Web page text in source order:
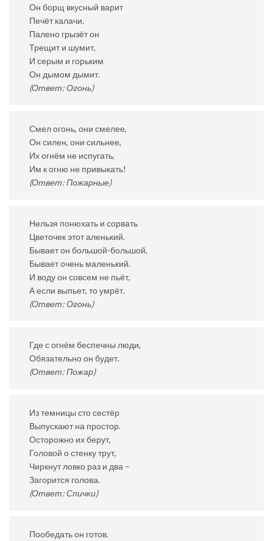
Он борщ вкусный варит
Печёт калачи.
Палено грызёт он
Трещит и шумит,
И серым и горьким
Он дымом дымит.
(Ответ: Огонь)
Смел огонь, они смелее,
Он силен, они сильнее,
Их огнём не испугать,
Им к огню не привыкать!
(Ответ: Пожарные)
Нельзя понюхать и сорвать
Цветочек этот аленький.
Бывает он большой-большой,
Бывает очень маленький.
И воду он совсем не пьёт,
А если выпьет, то умрёт.
(Ответ: Огонь)
Где с огнём беспечны люди,
Обязательно он будет.
(Ответ: Пожар)
Из темницы сто сестёр
Выпускают на простор.
Осторожно их берут,
Головой о стенку трут,
Чиркнут ловко раз и два –
Загорится голова.
(Ответ: Спички)
Пообедать он готов.